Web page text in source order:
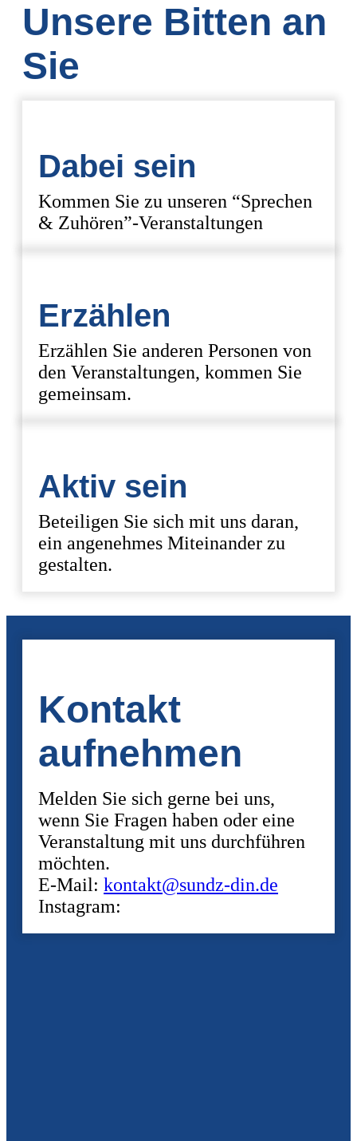
Unsere Bitten an
Sie
Dabei sein
Kommen Sie zu unseren “Sprechen
& Zuhören”-Veranstaltungen
Erzählen
Erzählen Sie anderen Personen von
den Veranstaltungen, kommen Sie
gemeinsam.
Aktiv sein
Beteiligen Sie sich mit uns daran,
ein angenehmes Miteinander zu
gestalten.
Kontakt
aufnehmen
Melden Sie sich gerne bei uns,
wenn Sie Fragen haben oder eine
Veranstaltung mit uns durchführen
möchten.
E-Mail: kontakt@sundz-din.de
Instagram: